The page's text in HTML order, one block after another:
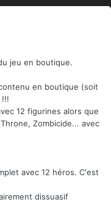
jeu en boutique.
en boutique (soit
12 figurines alors que
Zombicide... avec
avec 12 héros. C'est
dissuasif